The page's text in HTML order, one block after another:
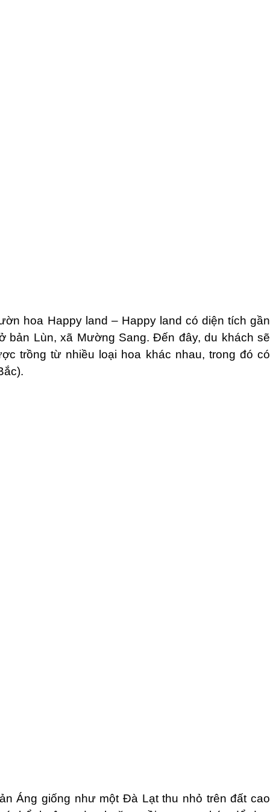
hoa Happy land – Happy land có diện tích gần
bản Lùn, xã Mường Sang. Đến đây, du khách sẽ
trồng từ nhiều loại hoa khác nhau, trong đó có
Áng giống như một Đà Lạt thu nhỏ trên đất cao